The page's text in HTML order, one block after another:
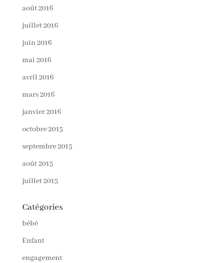
août 2016
juillet 2016
juin 2016
mai 2016
avril 2016
mars 2016
janvier 2016
octobre 2015
septembre 2015
août 2015
juillet 2015
Catégories
bébé
Enfant
engagement